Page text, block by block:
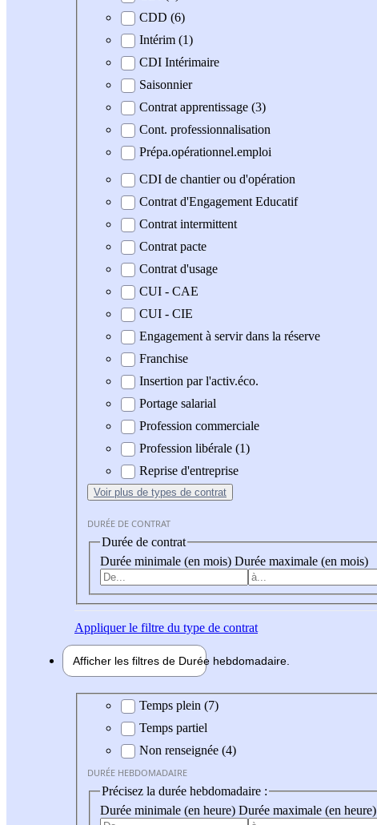
CDD (6)
Intérim (1)
CDI Intérimaire
Saisonnier
Contrat apprentissage (3)
Cont. professionnalisation
Prépa.opérationnel.emploi
CDI de chantier ou d'opération
Contrat d'Engagement Educatif
Contrat intermittent
Contrat pacte
Contrat d'usage
CUI - CAE
CUI - CIE
Engagement à servir dans la réserve
Franchise
Insertion par l'activ.éco.
Portage salarial
Profession commerciale
Profession libérale (1)
Reprise d'entreprise
Voir plus de types de contrat
DURÉE DE CONTRAT
Durée de contrat
Durée minimale (en mois) Durée maximale (en mois)
Appliquerle filtre du type de contrat
Afficher les filtres de Durée hebdomadaire
Durée hebdomadaire
Temps plein (7)
Temps partiel
Non renseignée (4)
DURÉE HEBDOMADAIRE
Précisez la durée hebdomadaire :
Durée minimale (en heure) Durée maximale (en heure)